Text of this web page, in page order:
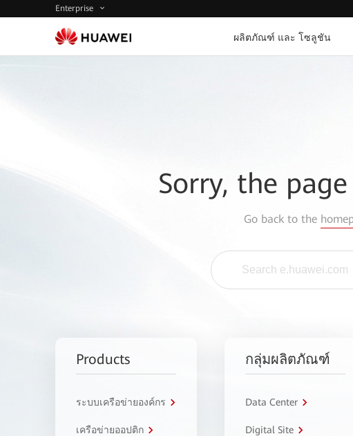
Enterprise
ผลิตภัณฑ์ และ โซลูชัน
Sorry, the
Go back to the
Products
ระบบเครือข่ายองค์กร
เครือข่ายออปติก
กลุ่มผลิตภัณฑ์
Data Center
Digital Site